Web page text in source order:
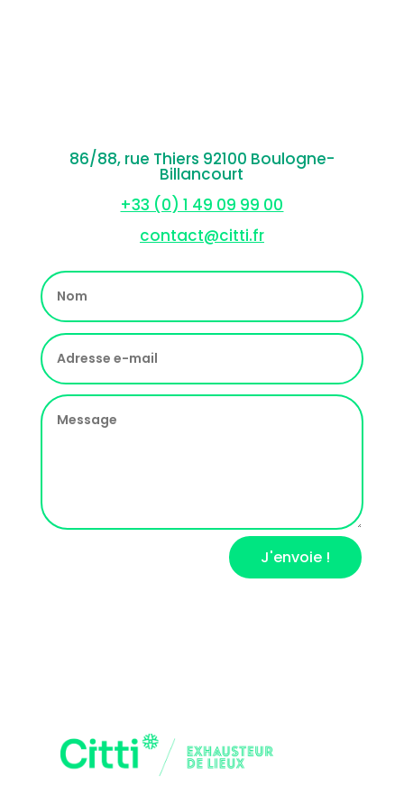
86/88, rue Thiers 92100 Boulogne-
Billancourt
+33 (0) 1 49 09 99 00
contact@citti.fr
J'envoie !